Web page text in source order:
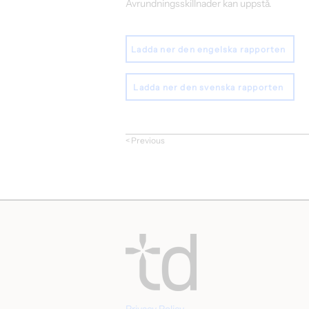
Avrundningsskillnader kan uppstå.
Ladda ner den engelska rapporten
Ladda ner den svenska rapporten
< Previous